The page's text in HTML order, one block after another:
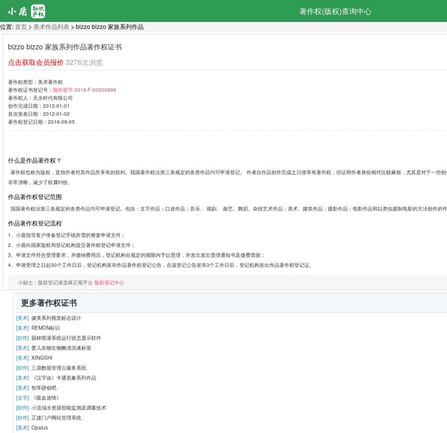
著作权(版权)查询中心
位置:首页 > 美术作品列表 > bizzo bizzo 家族系列作品
bizzo bizzo 家族系列作品著作权证书
点击获取会员报价 3276次浏览
著作权类型： 美术著作权
著作权证书登记号： 国作登字-2016-F-00300898
著作权人： 天水时代有限公司
创作完成日期： 2012-01-01
首次发表日期： 2012-01-02
著作权登记日期： 2016-09-05
什么是作品著作权？
著作权也称为版权，是指作者对其作品所享有的权利。我国著作权法第三条规定的各类作品均可申请登记。 作者自作品创作完成之日便享有著作权，但证明作者身份相对比较麻烦，尤其是对于一
非常清晰，减少了权属纠纷。
作品著作权登记范围
我国著作权法第三条规定的各类作品均可申请登记。包括：文字作品；口述作品；音乐、 戏剧、 曲艺、舞蹈、杂技艺术作品；美术、建筑作品；摄影作品；电影作品和以类似摄制电影的方法创作
作品著作权登记流程
1、小盾指导客户准备登记手续所需的整套申请文件；
2、小盾向国家版权局登记机构提交著作权登记申请文件；
3、申请文件符合受理要求，并缴纳费用后，登记机构在规定的期限内予以受理，并发出发出受理通知书及缴费票据；
4、申请受理之日起30个工作日后，登记机构发布作品著作权登记公告，在该登记公告发布3个工作日后，登记机构发出作品著作权登记证。
小贴士：版权登记请选择正规平台 版权登记中心
更多著作权证书
[美术] 健美系列视觉标志设计
[美术] REMON标识
[软件] 园林喷灌系统运行状态显示软件
[美术] 婴儿衣物生物酶清洗液标签
[美术] XINGSHI
[软件] 三鼎数据管理云服务系统
[美术]
《汉字诀》卡通形象系列作品
[美术] 智库@创吧
[文字]
《吸血迷情》
[软件] 小流域水资源智能监测及调蓄技术
[软件] 正捷门户网站管理系统
[美术] Opalus